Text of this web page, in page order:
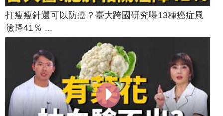
打瘦瘦針還可以防癌？臺大跨國研究曝13種癌症風
險降41％ ...